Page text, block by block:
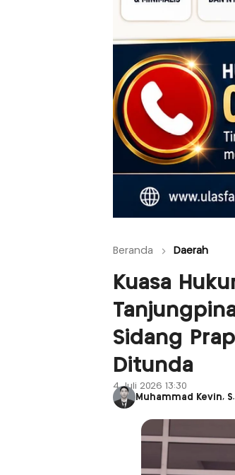
Beranda Daerah
Kuasa
Sidang
Ditunda
4 Juli 2026 13:30
Muhammad Kevin,